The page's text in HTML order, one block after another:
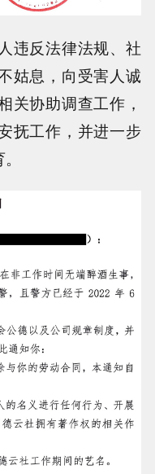
违反法律法规、社
姑息，向受害人诚
关协助调查工作，
抚工作，并进一步